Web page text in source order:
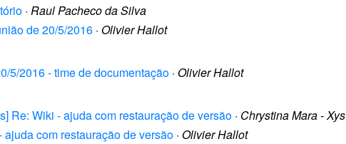
· Raul Pacheco da Silva
de 20/5/2016 · Olivier Hallot
5/2016 - time de documentação · Olivier Hallot
Re: Wiki - ajuda com restauração de versão · Chrystina Mara - Xys
ajuda com restauração de versão · Olivier Hallot